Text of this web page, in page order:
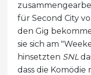
für Second City
den Gig
sie sich am
hinsetzten SNL
dass die